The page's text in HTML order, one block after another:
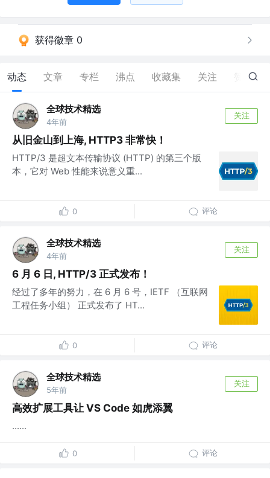
获得徽章 0
动态 文章 专栏 沸点 收藏集 关注 2
全球技术精选
4年前
关注
从旧金山到上海, HTTP3 非常快！
HTTP/3 是超文本传输协议 (HTTP) 的第三个版
本，它对 Web 性能来说意义重...
0 评论
全球技术精选
4年前
关注
6 月 6 日, HTTP/3 正式发布！
经过了多年的努力，在 6 月 6 号，IETF （互联网
工程任务小组） 正式发布了 HT...
0 评论
全球技术精选
5年前
关注
高效扩展工具让 VS Code 如虎添翼
......
0 评论